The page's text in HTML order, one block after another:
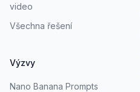
video
Všechna řešení
Výzvy
Nano Banana Prompts